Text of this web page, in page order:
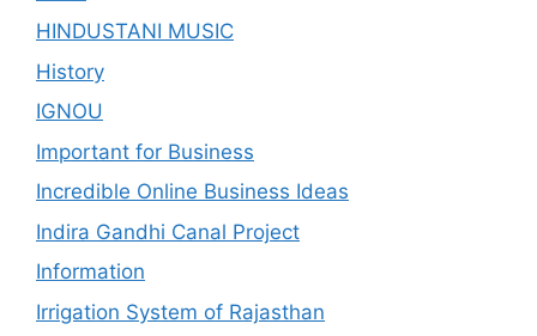
HINDUSTANI MUSIC
History
IGNOU
Important for Business
Incredible Online Business Ideas
Indira Gandhi Canal Project
Information
Irrigation System of Rajasthan